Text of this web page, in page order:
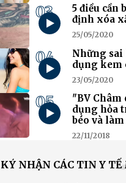
03
5 điều cần
định xóa
25/05/2020
04
Những
dụng kem
23/05/2020
05
"BV Châm
dụng hỏa
béo và làm
22/11/2018
NHẬN CÁC TIN Y